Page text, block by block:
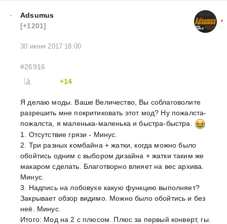
Adsumus
[+1201]
30 июня 2017 18:00
#26916
+14
Я делаю моды. Ваше Величество, Вы соблаговолите
разрешить мне покритиковать этот мод? Ну пожалста-
пожалста, я маленька-маленька и быстра-быстра.
1. Отсутствие грязи - Минус.
2. Три разных комбайна + жатки, когда можно было
обойтись одним с выбором дизайна + жатки таким же
макаром сделать. Благотворно влияет на вес архива.
Минус.
3. Надпись на лобовухе какую функцию выполняет?
Закрывает обзор видимо. Можно было обойтись и без
неё. Минус.
Итого: Мод на 2 с плюсом. Плюс за первый конверт, гы.